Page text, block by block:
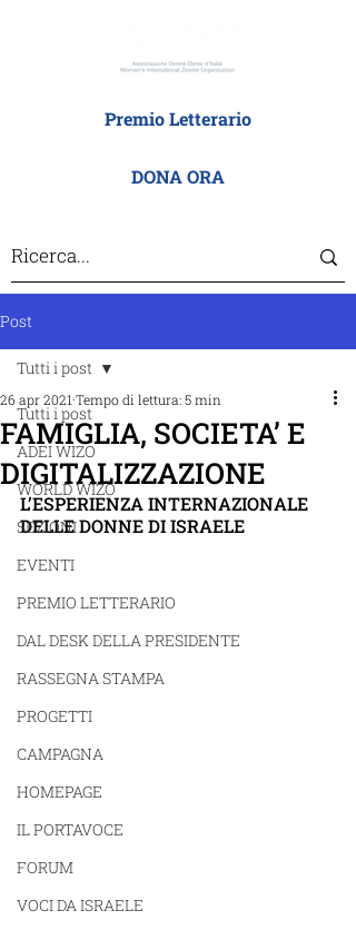
Premio Letterario
DONA ORA
Post
Tutti i post
ADEI WIZO
WORLD WIZO
SEZIONI
EVENTI
PREMIO LETTERARIO
DAL DESK DELLA PRESIDENTE
RASSEGNA STAMPA
PROGETTI
CAMPAGNA
HOMEPAGE
IL PORTAVOCE
FORUM
VOCI DA ISRAELE
Tutti i post
FAMIGLIA, SOCIETA’ E
DIGITALIZZAZIONE
26 apr 2021 Tempo di lettura: 5 min
L’ESPERIENZA INTERNAZIONALE
DELLE DONNE DI ISRAELE